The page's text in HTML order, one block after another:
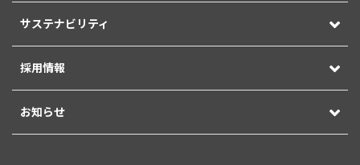
サステナビリティ
採用情報
お知らせ